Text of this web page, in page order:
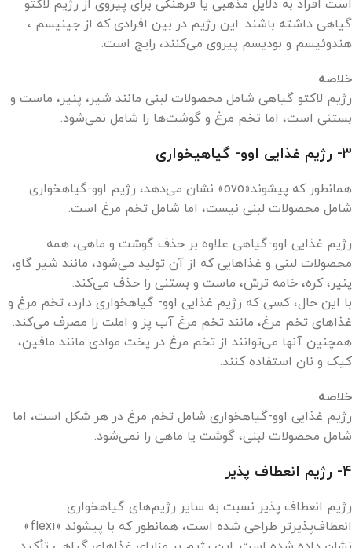
است افراد به دلایل مذهبی یا فرهنگی برای پیروی از رژیم لاکتو
گیاهی داشته باشند. این رژیم در بین افرادی که از جینیسم ،
هندوئیسم و بودیسم پیروی می‌کنند، رایج است.
خلاصه
رژیم لاکتو گیاهی شامل محصولات لبنی مانند شیر، پنیر، ماست و
بستنی است، اما تخم مرغ و گوشت‌ها را شامل نمی‌شود.
3- رژیم غذایی اوو- گیاهیخواری
همانطور که پیشوند«ovo» نشان می‌دهد، رژیم اوو-گیاهخواری
شامل محصولات لبنی نیست، اما شامل تخم مرغ است.
رژیم غذایی اوو-گیاهی علاوه بر حذف گوشت و ماهی، همه
محصولات لبنی و غذاهایی که از آن تولید می‌شود، مانند شیر گاو،
پنیر، کره، خامه ترش، ماست و بستنی را حذف می‌کند.
با این حال، کسی که رژیم غذایی اوو- گیاهخواری دارد، تخم مرغ و
غذاهای تخم مرغ، مانند تخم مرغ آب پز و املت را مصرف می‌کند.
همچنین آنها می‌توانند از تخم مرغ در پخت موادی مانند مافین،
کیک و نان استفاده کنند.
خلاصه
رژیم غذایی اوو-گیاهخواری شامل تخم مرغ در هر شکل است، اما
شامل محصولات لبنی، گوشت یا ماهی را نمی‌شود.
4- رژیم انعطاف پذیر
رژیم انعطاف پذیر نسبت به سایر رژیم‌های گیاهخواری
انعطاف‌پذیرتر طراحی شده است، همانطور که با پیشوند «flexi»